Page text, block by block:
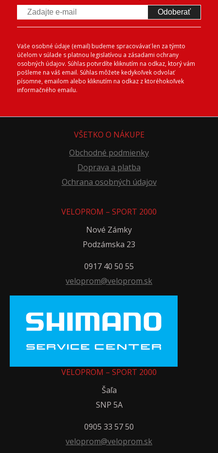
Odoberať
Vaše osobné údaje (email) budeme spracovávať len za týmto
účelom v súlade s platnou legislatívou a zásadami ochrany
osobných údajov. Súhlas potvrdíte kliknutím na odkaz, ktorý vám
pošleme na váš email. Súhlas môžete kedykoľvek odvolať
písomne, emailom alebo kliknutím na odkaz z ktoréhokoľvek
informačného emailu.
VŠETKO O NÁKUPE
Obchodné podmienky
Doprava a platba
Ochrana osobných údajov
VELOPROM – SPORT 2000
Nové Zámky
Podzámska 23
0917 40 50 55
veloprom@veloprom.sk
VELOPROM – SPORT 2000
Šaľa
SNP 5A
0905 33 57 50
veloprom@veloprom.sk